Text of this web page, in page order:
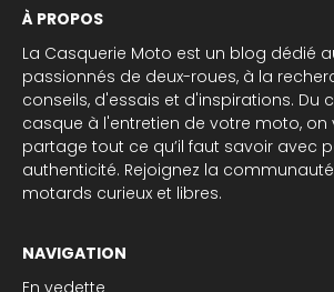
À PROPOS
La Casquerie Moto est un blog dédié
passionnés de deux-roues, à la
conseils, d'essais et d'inspirations. Du
casque à l'entretien de votre moto, on
partage tout ce qu’il faut savoir avec
authenticité. Rejoignez la
motards curieux et libres.
NAVIGATION
En vedette